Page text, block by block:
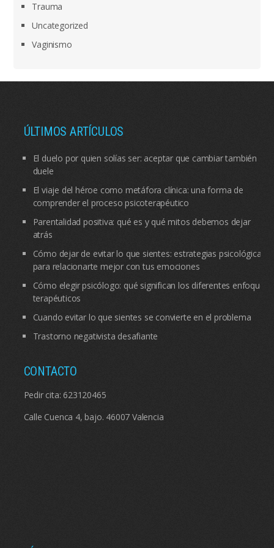
Trauma
Uncategorized
Vaginismo
ÚLTIMOS ARTÍCULOS
El duelo por quien solías ser: aceptar que cambiar también
duele
El viaje del héroe como metáfora clínica: una forma de
comprender el proceso psicoterapéutico
Parentalidad positiva: qué es y qué mitos debemos dejar
atrás
Cómo dejar de evitar lo que sientes: estrategias psicológicas
para relacionarte mejor con tus emociones
Cómo elegir psicólogo: qué significan los diferentes enfoques
terapéuticos
Cuando evitar lo que sientes se convierte en el problema
Trastorno negativista desafiante
CONTACTO
Pedir cita: 623120465
Calle Cuenca 4, bajo. 46007 Valencia